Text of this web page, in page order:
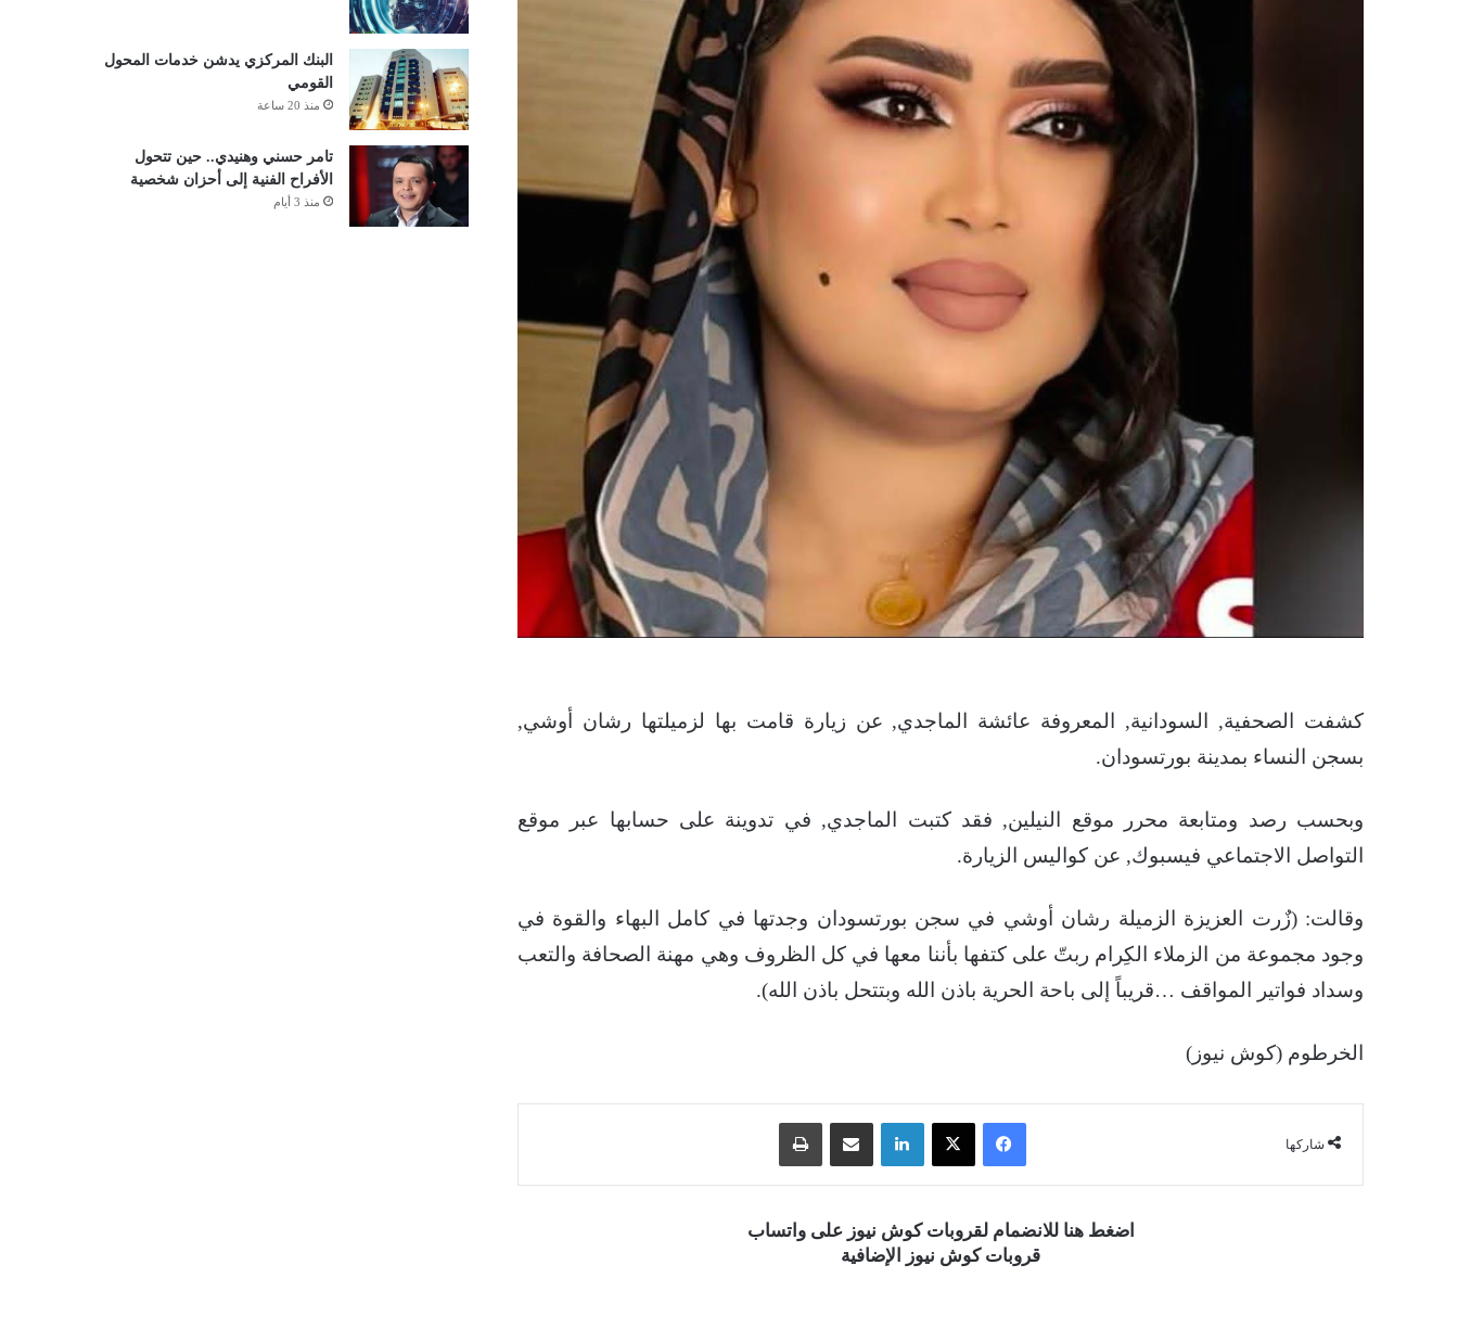
كشفت الصحفية, السودانية, المعروفة عائشة الماجدي, عن زيارة قامت بها لزميلتها رشان أوشي,
بسجن النساء بمدينة بورتسودان.
وبحسب رصد ومتابعة محرر موقع النيلين, فقد كتبت الماجدي, في تدوينة على حسابها عبر موقع
التواصل الاجتماعي فيسبوك, عن كواليس الزيارة.
وقالت: (زٌرت العزيزة الزميلة رشان أوشي في سجن بورتسودان وجدتها في كامل البهاء والقوة في
وجود مجموعة من الزملاء الكِرام ربتّ على كتفها بأننا معها في كل الظروف وهي مهنة الصحافة والتعب
وسداد فواتير المواقف …قريباً إلى باحة الحرية باذن الله وبتتحل باذن الله).
الخرطوم (كوش نيوز)
شاركها
فيسبوك ‫X لينكدإن مشاركة عبر البريد
اضغط هنا للانضمام لقروبات كوش نيوز على واتساب
قروبات كوش نيوز الإضافية
البنك المركزي يدشن خدمات المحول
القومي
منذ 20 ساعة
تامر حسني وهنيدي.. حين تتحول
الأفراح الفنية إلى أحزان شخصية
منذ 3 أيام